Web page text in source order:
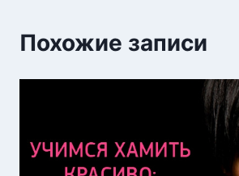
Похожие записи